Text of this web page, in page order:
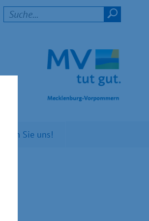
Sie uns!